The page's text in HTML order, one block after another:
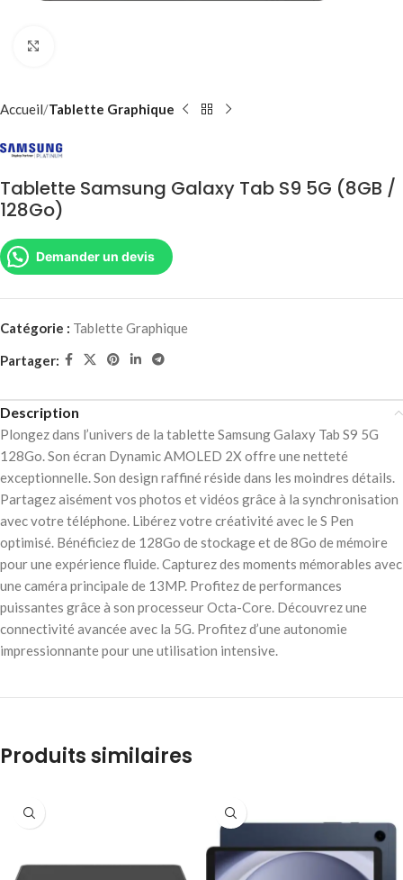
Accueil Tablette Graphique
Tablette Samsung Galaxy Tab S9 5G (8GB /
128Go)
Demander un devis
Catégorie : Tablette Graphique
Partager:
Description
Plongez dans l’univers de la tablette Samsung Galaxy Tab S9 5G
128Go. Son écran Dynamic AMOLED 2X offre une netteté
exceptionnelle. Son design raffiné réside dans les moindres détails.
Partagez aisément vos photos et vidéos grâce à la synchronisation
avec votre téléphone. Libérez votre créativité avec le S Pen
optimisé. Bénéficiez de 128Go de stockage et de 8Go de mémoire
pour une expérience fluide. Capturez des moments mémorables avec
une caméra principale de 13MP. Profitez de performances
puissantes grâce à son processeur Octa-Core. Découvrez une
connectivité avancée avec la 5G. Profitez d’une autonomie
impressionnante pour une utilisation intensive.
Produits similaires